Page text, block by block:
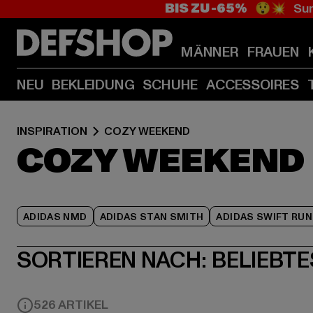
BIS ZU -65% 😲💥
MÄNNER FRAUEN
NEU BEKLEIDUNG SCHUHE ACCESSOIRES
INSPIRATION COZY WEEKEND
COZY WEEKEND
ADIDAS NMD ADIDAS STAN SMITH ADIDAS SWIFT RUN
SORTIEREN NACH:
526 ARTIKEL